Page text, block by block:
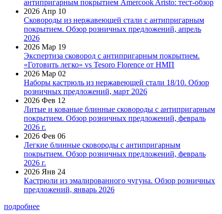
антипригарным покрытием Amercook Aristo: тест-обзор
2026 Апр 10
Сковороды из нержавеющей стали с антипригарным
покрытием. Обзор розничных предложений, апрель
2026
2026 Мар 19
Экспертиза сковород с антипригарным покрытием.
«Готовить легко» vs Tesoro Florence от НМП
2026 Мар 02
Наборы кастрюль из нержавеющей стали 18/10. Обзор
розничных предложений, март 2026
2026 Фев 12
Литые и кованые блинные сковороды с антипригарным
покрытием. Обзор розничных предложений, февраль
2026 г.
2026 Фев 06
Легкие блинные сковороды с антипригарным
покрытием. Обзор розничных предложений, февраль
2026 г.
2026 Янв 24
Кастрюли из эмалированного чугуна. Обзор розничных
предложений, январь 2026
подробнее